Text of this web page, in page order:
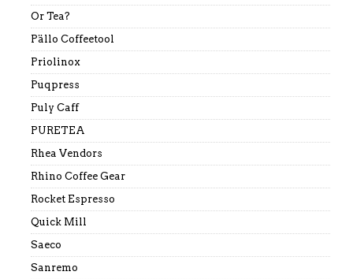
Or Tea?
Pällo Coffeetool
Priolinox
Puqpress
Puly Caff
PURETEA
Rhea Vendors
Rhino Coffee Gear
Rocket Espresso
Quick Mill
Saeco
Sanremo